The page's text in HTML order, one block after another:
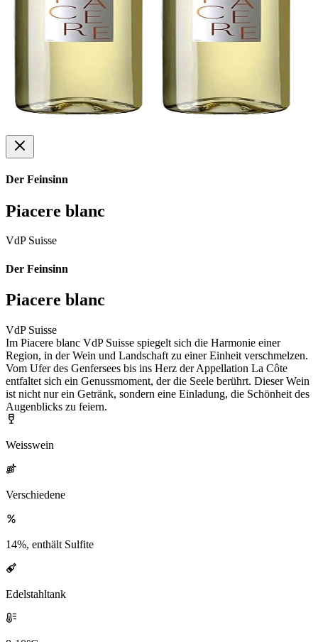
Der Feinsinn
Piacere blanc
VdP Suisse
Der Feinsinn
Piacere blanc
VdP Suisse
Im Piacere blanc VdP Suisse spiegelt sich die Harmonie einer
Region, in der Wein und Landschaft zu einer Einheit verschmelzen.
Vom Ufer des Genfersees bis ins Herz der Appellation La Côte
entfaltet sich ein Genussmoment, der die Seele berührt. Dieser Wein
ist nicht nur ein Getränk, sondern eine Einladung, die Schönheit des
Augenblicks zu feiern.
Weisswein
Verschiedene
14%, enthält Sulfite
Edelstahltank